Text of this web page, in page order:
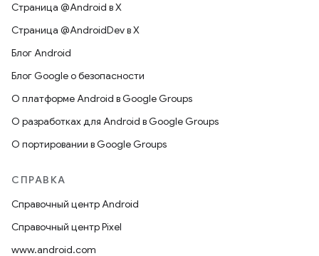
Страница @Android в X
Страница @AndroidDev в X
Блог Android
Блог Google о безопасности
О платформе Android в Google Groups
О разработках для Android в Google Groups
О портировании в Google Groups
СПРАВКА
Справочный центр Android
Справочный центр Pixel
www.android.com